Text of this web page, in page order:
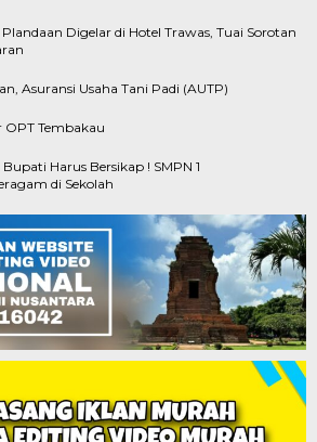
Digelar di Hotel Trawas, Tuai Sorotan
Asuransi Usaha Tani Padi (AUTP)
Tembakau
Harus Bersikap ! SMPN 1
di Sekolah